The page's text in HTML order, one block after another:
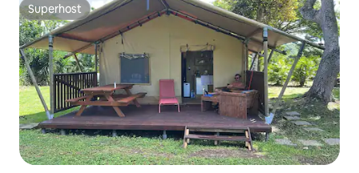
Superhost
Superhost